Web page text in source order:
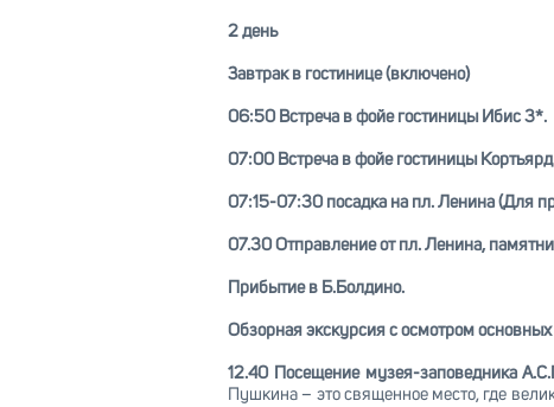
2 день
Завтрак в гостинице (включено)
06:50 Встреча в фойе гостиницы Ибис 3*.
07:00 Встреча в фойе гостиницы
07:15-07:30 посадка на пл. Ленина (Для
07.30 Отправление от пл. Ленина,
Прибытие в Б.Болдино.
Обзорная экскурсия с осмотром
12.40 Посещение музея-заповедника
Пушкина – это священное место, где